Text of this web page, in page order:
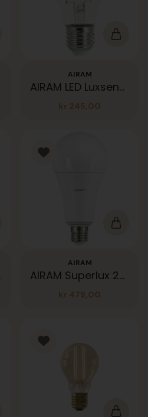
AIRAM
AIRAM LED Luxsensor A60 FLM E27 4,5W 827 470lm
kr 245,00
AIRAM
AIRAM Superlux 2452lm 27K 21W dim
kr 479,00